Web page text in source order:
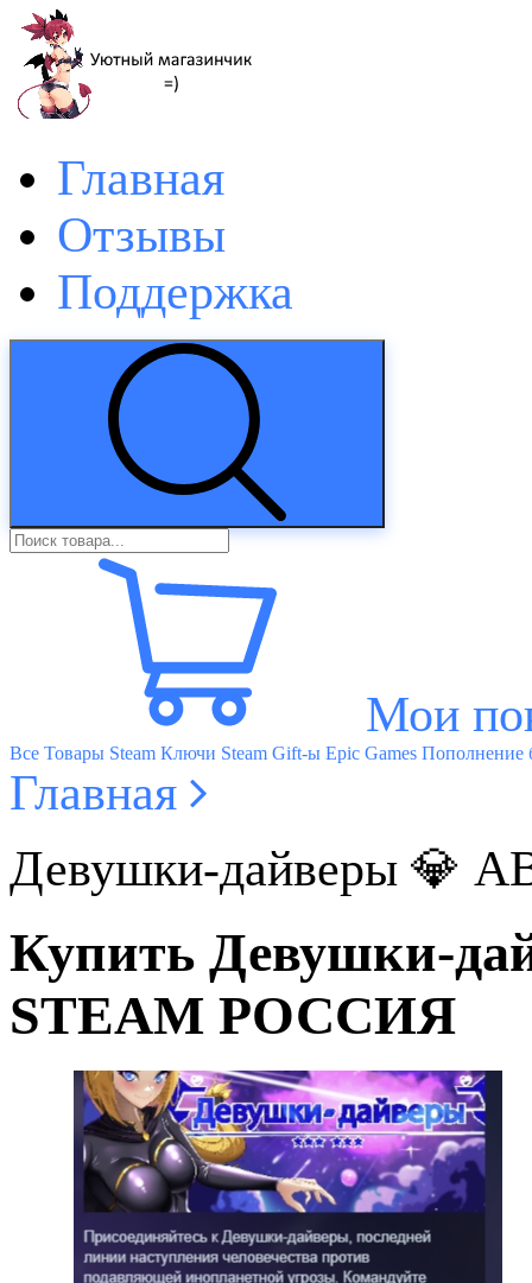
Главная
Отзывы
Поддержка
Мои
Все Товары Steam Ключи Steam Gift-ы Epic Games Пополнение
Главная
Девушки-дайверы
Купить Девушки-
STEAM РОССИЯ